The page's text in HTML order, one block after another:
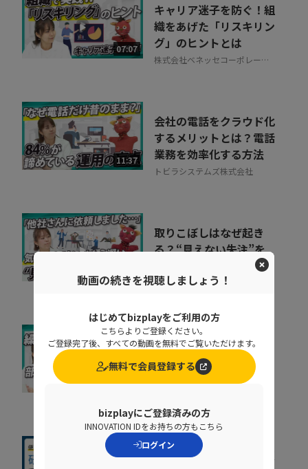
07:07
キャリア迷子を防ぐ！組
織をあげた「リスキリン
グ」のヒントとは
株式会社ベネッセコーポレーシ
11:37
会社の電話をクラウド化
するメリットとは？電話
業務を効率化する方法
トビラシステムズ株式会社
取りこぼしはなぜ起き
る？“見えない失注”を
防ぐ営業の仕組み改革
株式会社シャノン
07:52
なぜ部下は同じことを聞
くのか？質問対応の時間
をゼロにする方法
社内に蔓延していた「便
動画の続きを視聴しましょう！
はじめてbizplayをご利用の方
こちらよりご登録ください。
ご登録完了後、すべての動画を無料でご覧いただけます。
無料で会員登録する
bizplayにご登録済みの方
INNOVATION IDをお持ちの方もこちら
ログイン